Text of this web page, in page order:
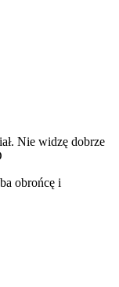
Nie widzę dobrze
obrońcę i